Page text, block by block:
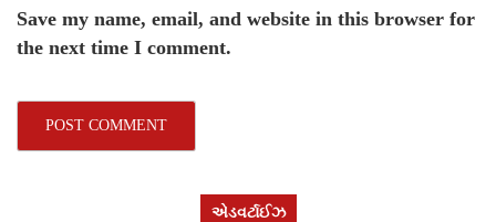
Save my name, email, and website in this browser for
the next time I comment.
એડવર્ટાઈઝ